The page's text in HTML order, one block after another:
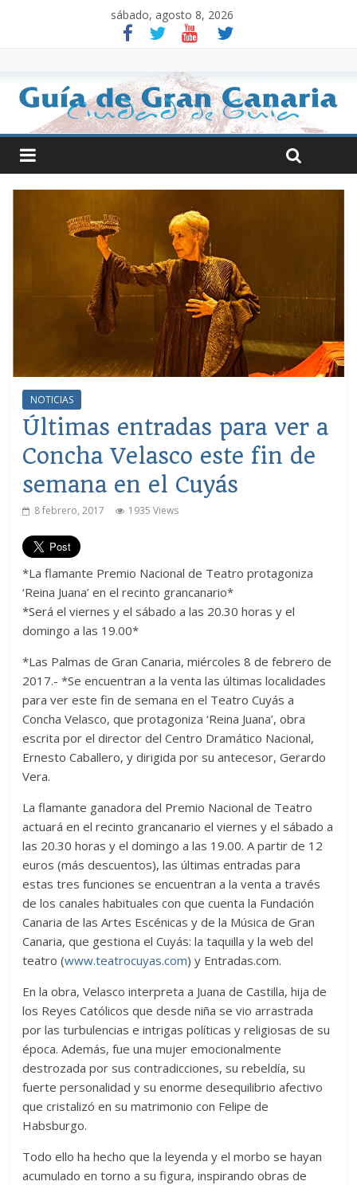
sábado, agosto 8, 2026
NOTICIAS
Últimas entradas para ver a
Concha Velasco este fin de
semana en el Cuyás
8 febrero, 2017 1935 Views
*La flamante Premio Nacional de Teatro protagoniza
‘Reina Juana’ en el recinto grancanario*
*Será el viernes y el sábado a las 20.30 horas y el
domingo a las 19.00*
*Las Palmas de Gran Canaria, miércoles 8 de febrero de
2017.- *Se encuentran a la venta las últimas localidades
para ver este fin de semana en el Teatro Cuyás a
Concha Velasco, que protagoniza ‘Reina Juana’, obra
escrita por el director del Centro Dramático Nacional,
Ernesto Caballero, y dirigida por su antecesor, Gerardo
Vera.
La flamante ganadora del Premio Nacional de Teatro
actuará en el recinto grancanario el viernes y el sábado a
las 20.30 horas y el domingo a las 19.00. A partir de 12
euros (más descuentos), las últimas entradas para
estas tres funciones se encuentran a la venta a través
de los canales habituales con que cuenta la Fundación
Canaria de las Artes Escénicas y de la Música de Gran
Canaria, que gestiona el Cuyás: la taquilla y la web del
teatro (www.teatrocuyas.com) y Entradas.com.
En la obra, Velasco interpreta a Juana de Castilla, hija de
los Reyes Católicos que desde niña se vio arrastrada
por las turbulencias e intrigas políticas y religiosas de su
época. Además, fue una mujer emocionalmente
destrozada por sus contradicciones, su rebeldía, su
fuerte personalidad y su enorme desequilibrio afectivo
que cristalizó en su matrimonio con Felipe de
Habsburgo.
Todo ello ha hecho que la leyenda y el morbo se hayan
acumulado en torno a su figura, inspirando obras de